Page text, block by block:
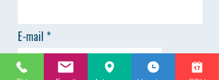
E-mail